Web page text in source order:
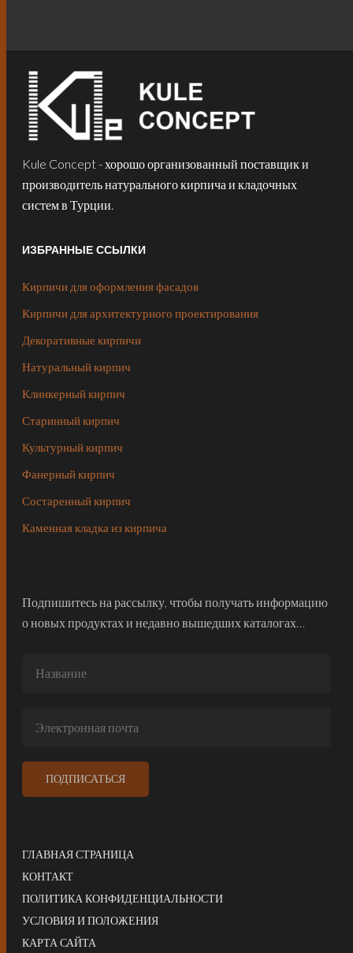
Kule Concept - хорошо организованный поставщик и
производитель натурального кирпича и кладочных
систем в Турции.
ИЗБРАННЫЕ ССЫЛКИ
Кирпичи для оформления фасадов
Кирпичи для архитектурного проектирования
Декоративные кирпичи
Натуральный кирпич
Клинкерный кирпич
Старинный кирпич
Культурный кирпич
Фанерный кирпич
Состаренный кирпич
Каменная кладка из кирпича
Подпишитесь на рассылку, чтобы получать информацию
о новых продуктах и недавно вышедших каталогах…
ГЛАВНАЯ СТРАНИЦА
КОНТАКТ
ПОЛИТИКА КОНФИДЕНЦИАЛЬНОСТИ
УСЛОВИЯ И ПОЛОЖЕНИЯ
КАРТА САЙТА